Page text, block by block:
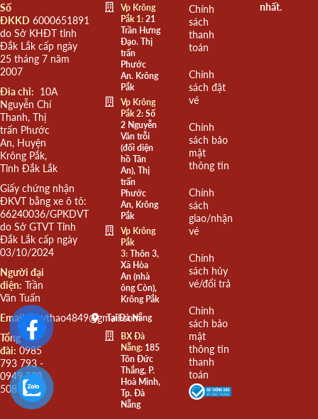
Số
ĐKKD 6000651891
do Sở KHĐT tỉnh
Đắk Lắk cấp ngày
25 tháng 7 năm
2007
Đia chỉ: 10A
Nguyễn Chí
Thanh, Thị
trấn Phước
An, Huyện
Krông Pắk,
Tỉnh Đắk Lắk
Giấy chứng nhận
ĐKVT bằng xe ô tô:
66240036/GPKDVT
do Sở GTVT Tỉnh
Đắk Lắk cấp ngày
03/10/2024
Người đại
diện: Trần
Văn Tuấn
Email: quythao4849@gmail.com
Tổng
đài: 0985
793 793 -
0949 508
508
Vp Krông
Pắk 1:21
Trần Hưng
Đạo. Thị
trấn
Phước
An. Krông
Pắk
Vp Krông
Pắk 2:Số
2 Nguyễn
Văn trỗi
(đối diện
hồ Tân
An), Thị
trấn
Phước
An, Krông
Pắk
Vp Krông
Pắk
3:Thôn 3,
Xã Hòa
An (nhà
ông Còn),
Krông Pắk
Tại Đà Nẵng
BX Đà
Nẵng:185
Tôn Đức
Thắng, P.
Hoà Minh,
Tp. Đà
Nẵng
Chính
sách
thanh
toán
Chính
sách đặt
vé
Chính
sách bảo
mật
thông tin
Chính
sách
giao/nhận
vé
Chính
sách hủy
vé/đổi trả
Chính
sách bảo
mật
thông tin
thanh
toán
nhất.